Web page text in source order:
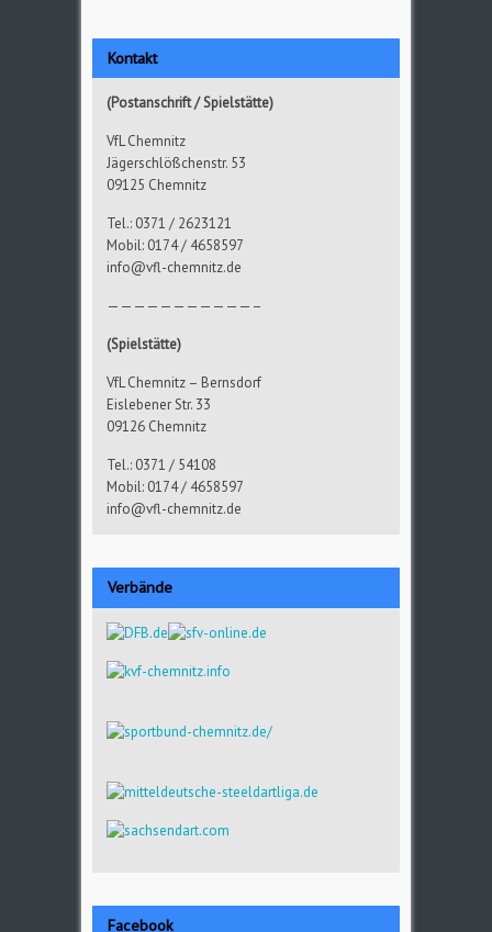
Kontakt
(Postanschrift / Spielstätte)
VfL Chemnitz
Jägerschlößchenstr. 53
09125 Chemnitz
Tel.: 0371 / 2623121
Mobil: 0174 / 4658597
info@vfl-chemnitz.de
———————————–
(Spielstätte)
VfL Chemnitz – Bernsdorf
Eislebener Str. 33
09126 Chemnitz
Tel.: 0371 / 54108
Mobil: 0174 / 4658597
info@vfl-chemnitz.de
Verbände
Facebook